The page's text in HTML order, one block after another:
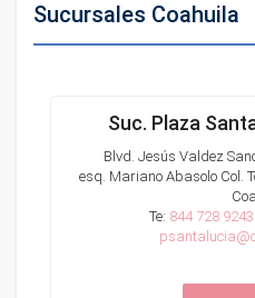
Sucursales Coahuila
Suc. Plaza
Blvd. Jesús Valdez
esq. Mariano Abasolo Col.
Te: 844 728 9243